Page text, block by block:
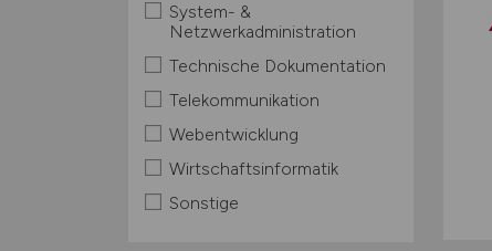
System- &
Netzwerkadministration
Technische Dokumentation
Telekommunikation
Webentwicklung
Wirtschaftsinformatik
Sonstige